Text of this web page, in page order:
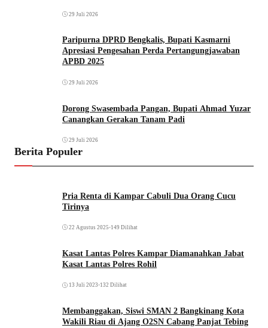
29 Juli 2026
Paripurna DPRD Bengkalis, Bupati Kasmarni
Apresiasi Pengesahan Perda Pertangungjawaban
APBD 2025
29 Juli 2026
Dorong Swasembada Pangan, Bupati Ahmad Yuzar
Canangkan Gerakan Tanam Padi
29 Juli 2026
Berita Populer
Pria Renta di Kampar Cabuli Dua Orang Cucu
Tirinya
22 Agustus 2025 •149 Dilihat
Kasat Lantas Polres Kampar Diamanahkan Jabat
Kasat Lantas Polres Rohil
13 Juli 2023 •132 Dilihat
Membanggakan, Siswi SMAN 2 Bangkinang Kota
Wakili Riau di Ajang O2SN Cabang Panjat Tebing